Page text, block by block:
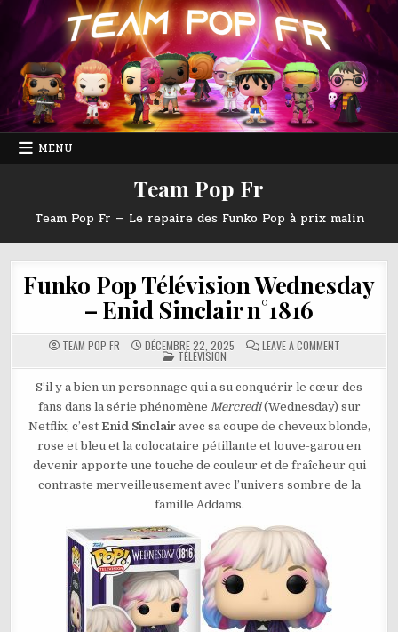
content
MENU
Team Pop Fr
Team Pop Fr — Le repaire des Funko Pop à prix malin
Funko Pop Télévision Wednesday
– Enid Sinclair n°1816
TEAM POP FR DÉCEMBRE 22, 2025 LEAVE A COMMENT
POP
WEDNESDAY
ENID
SINCLAIR
N°1816
POSTED
IN
TÉLÉVISION
S’il y a bien un personnage qui a su conquérir le cœur des
fans dans la série phénomène Mercredi(Wednesday) sur
Netflix, c’est Enid Sinclair avec sa coupe de cheveux blonde,
rose et bleu et la colocataire pétillante et louve-garou en
devenir apporte une touche de couleur et de fraîcheur qui
contraste merveilleusement avec l’univers sombre de la
famille Addams.